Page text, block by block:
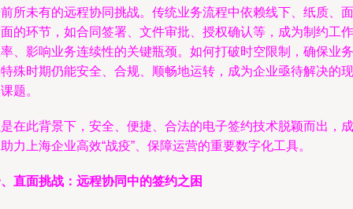
所未有的远程协同挑战。传统业务流程中依赖线下、纸质、面
的环节，如合同签署、文件审批、授权确认等，成为制约工作
、影响业务连续性的关键瓶颈。如何打破时空限制，确保业务
殊时期仍能安全、合规、顺畅地运转，成为企业亟待解决的现
题。
在此背景下，安全、便捷、合法的电子签约技术脱颖而出，成
力上海企业高效“战疫”、保障运营的重要数字化工具。
直面挑战：远程协同中的签约之困